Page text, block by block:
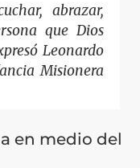
abrazar,
que Dios
Leonardo
Misionera
en medio del